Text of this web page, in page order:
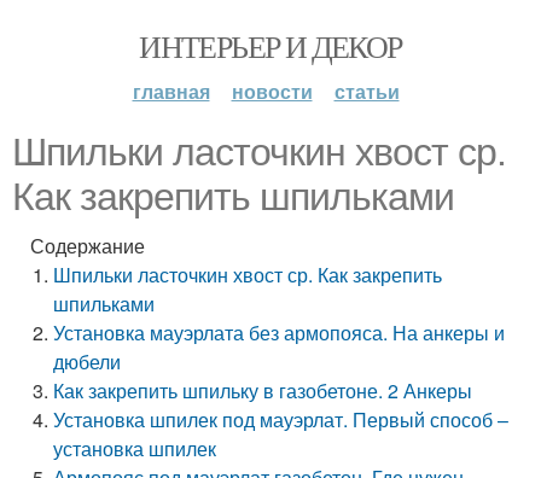
ИНТЕРЬЕР И ДЕКОР
главная новости статьи
Шпильки ласточкин хвост ср.
Как закрепить шпильками
Содержание
Шпильки ласточкин хвост ср. Как закрепить
шпильками
Установка мауэрлата без армопояса. На анкеры и
дюбели
Как закрепить шпильку в газобетоне. 2 Анкеры
Установка шпилек под мауэрлат. Первый способ –
установка шпилек